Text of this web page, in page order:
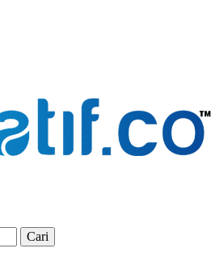
Cari